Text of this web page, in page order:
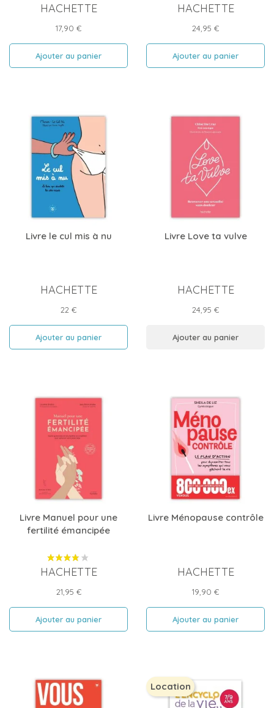
HACHETTE
Prix
17,90 €
Ajouter au panier
HACHETTE
Prix
24,95 €
Ajouter au panier
Livre le cul mis à nu
HACHETTE
Prix
22 €
Ajouter au panier
Livre Love ta vulve
HACHETTE
Prix
24,95 €
Ajouter au panier
Livre Manuel pour une
fertilité émancipée
HACHETTE
Prix
21,95 €
Ajouter au panier
Livre Ménopause contrôle
HACHETTE
Prix
19,90 €
Ajouter au panier
Location